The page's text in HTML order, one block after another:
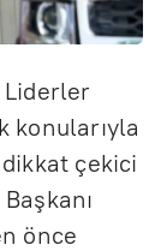
Liderler
konularıyla
çekici
önce